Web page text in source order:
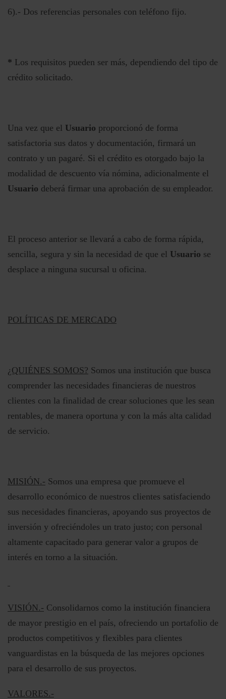
6).- Dos referencias personales con teléfono fijo.
* Los requisitos pueden ser más, dependiendo del tipo de
crédito solicitado.
Una vez que el Usuario proporcionó de forma
satisfactoria sus datos y documentación, firmará un
contrato y un pagaré. Si el crédito es otorgado bajo la
modalidad de descuento vía nómina, adicionalmente el
Usuario deberá firmar una aprobación de su empleador.
El proceso anterior se llevará a cabo de forma rápida,
sencilla, segura y sin la necesidad de que el Usuario se
desplace a ninguna sucursal u oficina.
POLÍTICAS DE MERCADO
¿QUIÉNES SOMOS? Somos una institución que busca
comprender las necesidades financieras de nuestros
clientes con la finalidad de crear soluciones que les sean
rentables, de manera oportuna y con la más alta calidad
de servicio.
MISIÓN.- Somos una empresa que promueve el
desarrollo económico de nuestros clientes satisfaciendo
sus necesidades financieras, apoyando sus proyectos de
inversión y ofreciéndoles un trato justo; con personal
altamente capacitado para generar valor a grupos de
interés en torno a la situación.
VISIÓN.- Consolidarnos como la institución financiera
de mayor prestigio en el país, ofreciendo un portafolio de
productos competitivos y flexibles para clientes
vanguardistas en la búsqueda de las mejores opciones
para el desarrollo de sus proyectos.
VALORES.-